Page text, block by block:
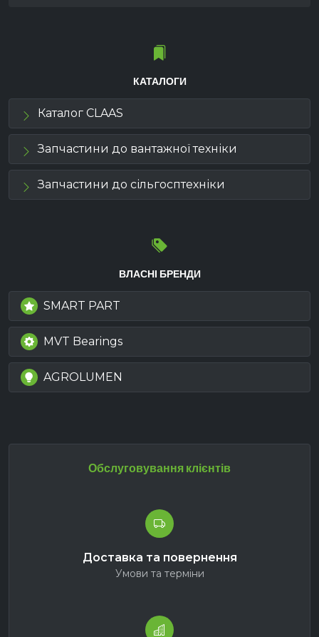
КАТАЛОГИ
Каталог CLAAS
Запчастини до вантажної техніки
Запчастини до сільгосптехніки
ВЛАСНІ БРЕНДИ
SMART PART
MVT Bearings
AGROLUMEN
Обслуговування клієнтів
Доставка та повернення
Умови та терміни